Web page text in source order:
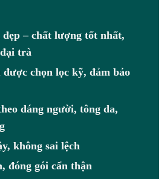
– chất lượng tốt nhất,
trà
chọn lọc kỹ, đảm bảo
dáng người, tông da,
không sai lệch
đóng gói cẩn thận